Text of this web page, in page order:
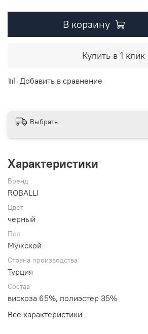
В корзину
Купить в 1 клик
Добавить в сравнение
Выбрать
Характеристики
Бренд
ROBALLI
Цвет
черный
Пол
Мужской
Страна производства
Турция
Состав
вискоза 65%, полиэстер 35%
Все характеристики